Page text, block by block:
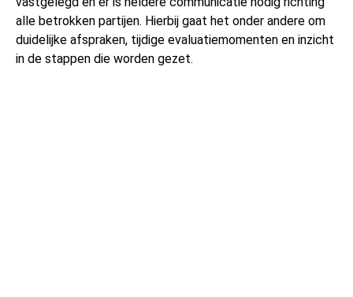
alle betrokken partijen. Hierbij gaat het onder andere om
duidelijke afspraken, tijdige evaluatiemomenten en inzicht
in de stappen die worden gezet.